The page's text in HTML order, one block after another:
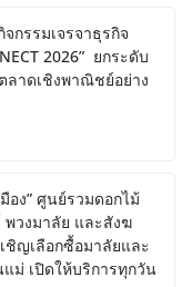
กรรมเจรจาธุรกิจ
2026” ยกระดับ
าดเชิงพาณิชย์อย่าง
อง” ศูนย์รวมดอกไม้
วงมาลัย และสังฆ
ญเลือกซื้อมาลัยและ
ม่ เปิดให้บริการทุกวัน